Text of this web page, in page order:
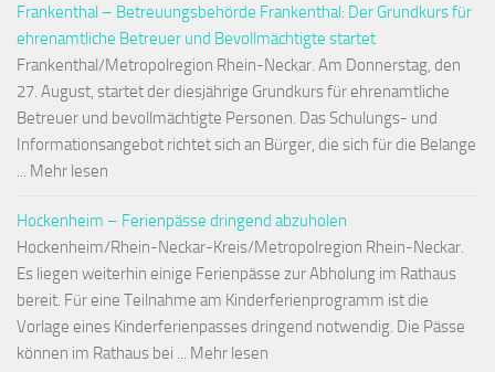
Frankenthal – Betreuungsbehörde Frankenthal: Der Grundkurs für
ehrenamtliche Betreuer und Bevollmächtigte startet
Frankenthal/Metropolregion Rhein-Neckar. Am Donnerstag, den
27. August, startet der diesjährige Grundkurs für ehrenamtliche
Betreuer und bevollmächtigte Personen. Das Schulungs- und
Informationsangebot richtet sich an Bürger, die sich für die Belange
... Mehr lesen
Hockenheim – Ferienpässe dringend abzuholen
Hockenheim/Rhein-Neckar-Kreis/Metropolregion Rhein-Neckar.
Es liegen weiterhin einige Ferienpässe zur Abholung im Rathaus
bereit. Für eine Teilnahme am Kinderferienprogramm ist die
Vorlage eines Kinderferienpasses dringend notwendig. Die Pässe
können im Rathaus bei ... Mehr lesen